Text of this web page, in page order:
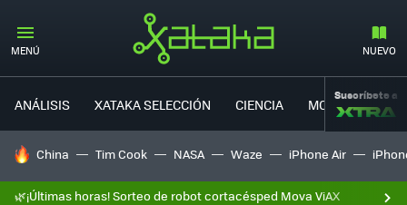
MENÚ NUEVO
ANÁLISIS XATAKA SELECCIÓN CIENCIA MOVILIDAD
Suscríbete a
HOY SE HABLA DE
China Tim Cook NASA Waze iPhone Air
🌿¡Últimas horas! Sorteo de robot cortacésped Mova ViAX